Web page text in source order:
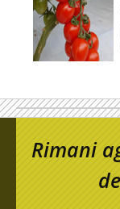
Rimani